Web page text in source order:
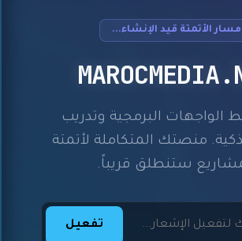
مسار الأتمتة قيد الإنشاء...
الواجهات البرمجية وتدريب
منصتك المتكاملة لأتمتة
ستنطلق قريباً.
تفعيل